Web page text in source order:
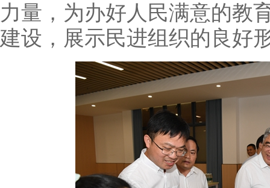
力量，为办好人民满意的教
建设，展示民进组织的良好